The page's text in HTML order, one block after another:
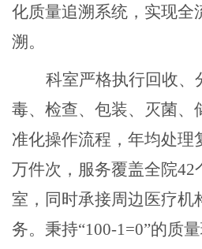
化质量追溯系统，实现全
溯。
科室严格执行回收、
毒、检查、包装、灭菌、
准化操作流程，年均处理
万件次，服务覆盖全院42
室，同时承接周边医疗机
务。秉持“100-1=0”的质